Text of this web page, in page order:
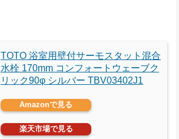
TOTO 浴室用壁付サーモスタット混合
水栓 170mm コンフォートウェーブク
リック90φ シルバー TBV03402J1
Amazonで見る
楽天市場で見る